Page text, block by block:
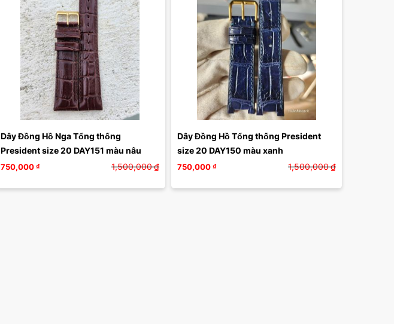
Dây Đồng Hồ Nga Tổng thống
President size 20 DAY151 màu nâu
750,000₫ 1,500,000₫
Dây Đồng Hồ Tổng thống President
size 20 DAY150 màu xanh
750,000₫ 1,500,000₫